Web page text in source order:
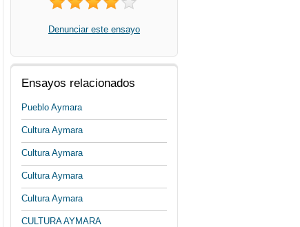
Denunciar este ensayo
Ensayos relacionados
Pueblo Aymara
Cultura Aymara
Cultura Aymara
Cultura Aymara
Cultura Aymara
CULTURA AYMARA